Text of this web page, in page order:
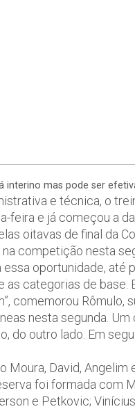
interino mas pode ser
e técnica, o
e já começou a
oitavas de final da
competição nesta
oportunidade, até
categorias de base.
comemorou Rômulo,
nesta segunda.
do outro lado. Em
David, Angelim
foi formada com
e Petkovic;